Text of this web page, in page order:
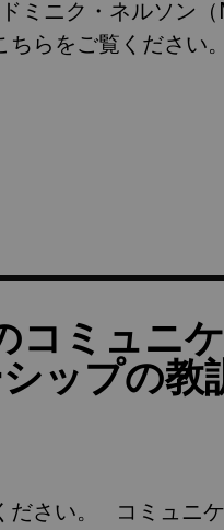
ミニク・ネルソン
ちらをご覧ください
コミュニ
ップの教
ださい。 コミュニ